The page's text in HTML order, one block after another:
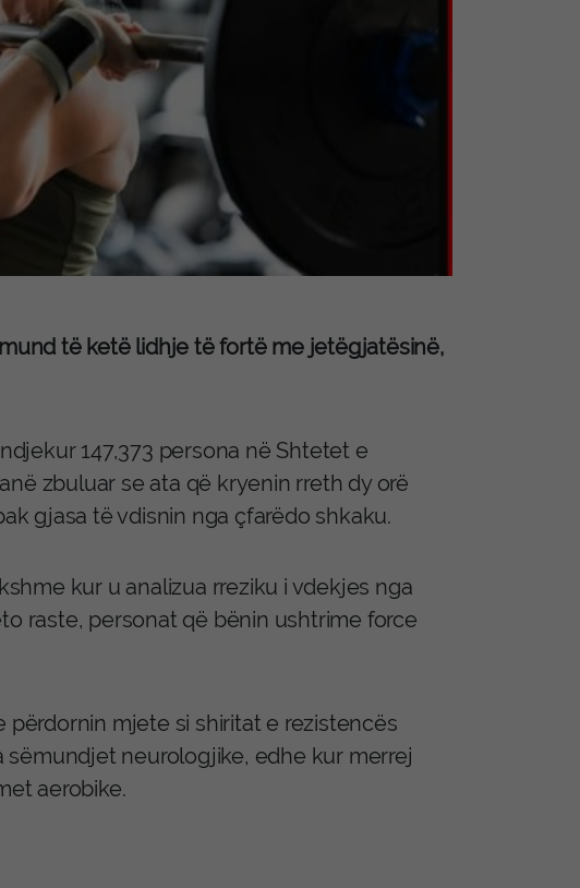
të ketë lidhje të fortë me jetëgjatësinë,
147,373 persona në Shtetet e
zbuluar se ata që kryenin rreth dy orë
gjasa të vdisnin nga çfarëdo shkaku.
kur u analizua rreziku i vdekjes nga
raste, personat që bënin ushtrime force
mjete si shiritat e rezistencës
sëmundjet neurologjike, edhe kur merrej
aerobike.